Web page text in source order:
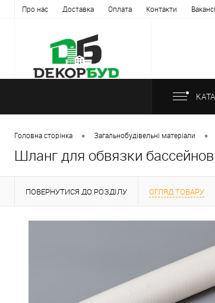
Про нас Доставка Оплата Контакти
Головна сторінка • Загальнобудівельні матеріали •
Шланг для обвязки бассейнов
ПОВЕРНУТИСЯ ДО РОЗДІЛУ ОГЛЯД ТОВАРУ